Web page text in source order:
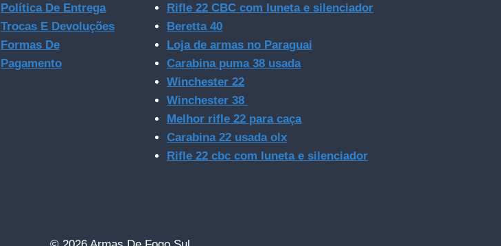
Política De Entrega
Trocas E Devoluções
Formas De
Pagamento
Rifle 22 CBC com luneta e silenciador
Beretta 40
Loja de armas no Paraguai
Carabina puma 38 usada
Winchester 22
Winchester 38
Melhor rifle 22 para caça
Carabina 22 usada olx
Rifle 22 cbc com luneta e silenciador